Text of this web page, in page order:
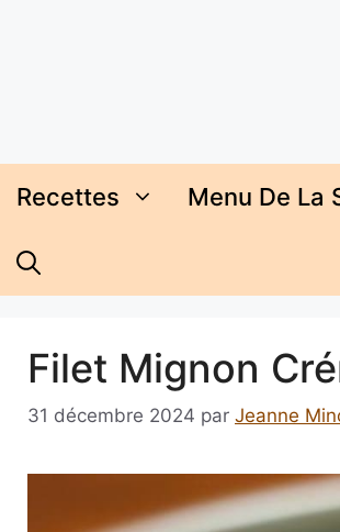
Recettes Menu De La
Filet Mignon
31 décembre 2024 par Jeanne